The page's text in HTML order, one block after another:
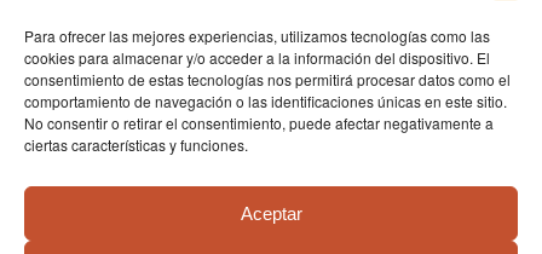
Para ofrecer las mejores experiencias, utilizamos tecnologías como las
cookies para almacenar y/o acceder a la información del dispositivo. El
consentimiento de estas tecnologías nos permitirá procesar datos como el
comportamiento de navegación o las identificaciones únicas en este sitio.
No consentir o retirar el consentimiento, puede afectar negativamente a
ciertas características y funciones.
Aceptar
Avda. Sagunto s/n, 44002 TERUEL,
Tlf: +34 978 61 76 30, email:
fundapolis@fundaciondinopolis.org